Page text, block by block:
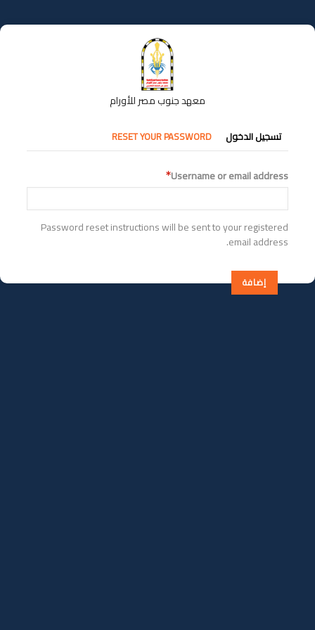
إلى
المحتوى
معهد جنوب مصر للأورام
التبويبات
الأساسية
تسجيل الدخول RESET YOUR PASSWORD
Username or email address
Password reset instructions will be sent to your registered
email address.